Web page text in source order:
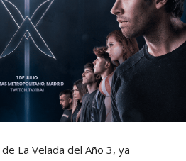
La Velada del Año 3, ya